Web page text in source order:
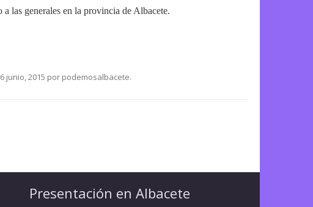
las generales en la provincia de Albacete.
junio, 2015 por podemosalbacete.
Presentación en Albacete